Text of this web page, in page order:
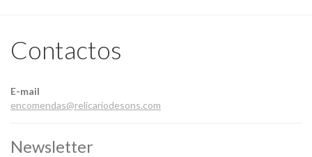
Contactos
E-mail
encomendas@relicariodesons.com
Newsletter